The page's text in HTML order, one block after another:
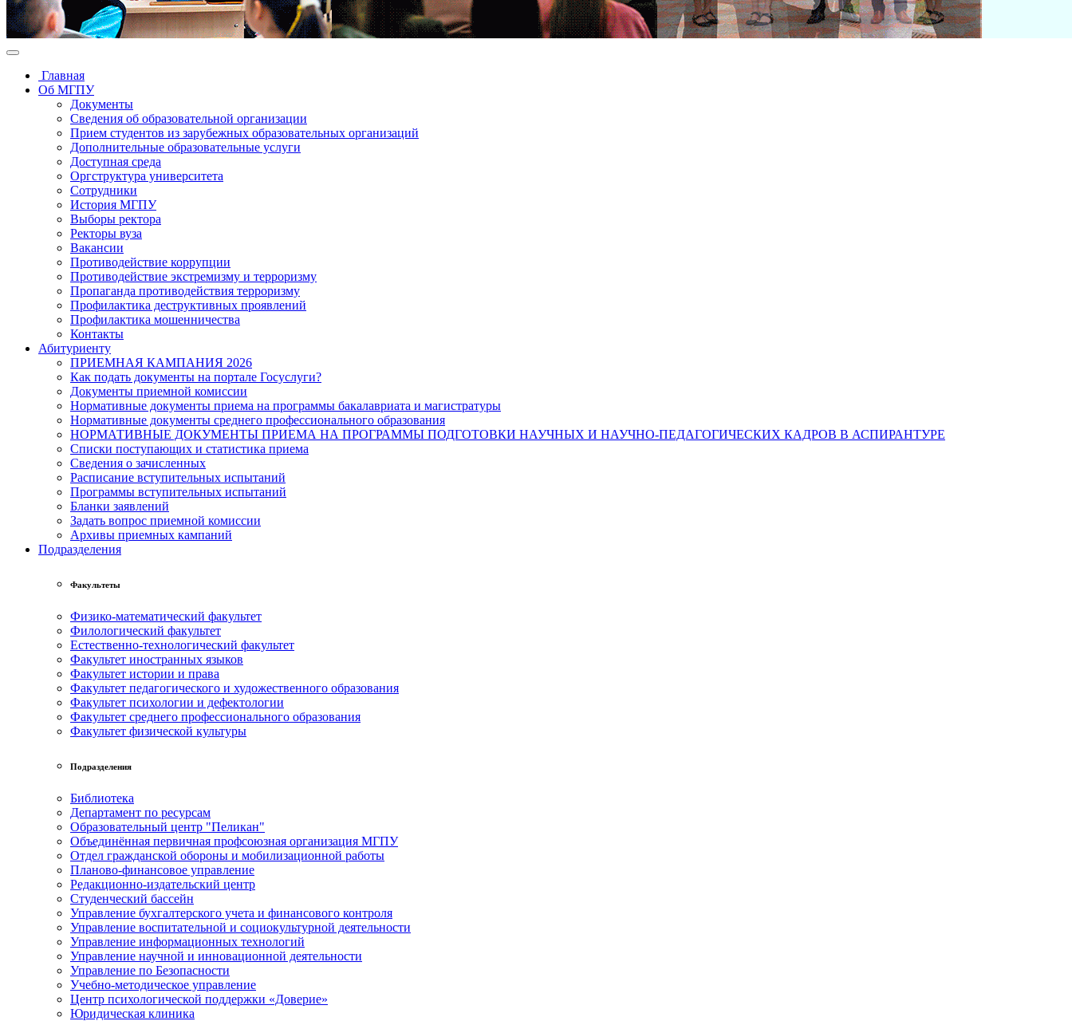
Главная
Об МГПУ
Документы
Сведения об образовательной организации
Прием студентов из зарубежных образовательных организаций
Дополнительные образовательные услуги
Доступная среда
Оргструктура университета
Сотрудники
История МГПУ
Выборы ректора
Ректоры вуза
Вакансии
Противодействие коррупции
Противодействие экстремизму и терроризму
Пропаганда противодействия терроризму
Профилактика деструктивных проявлений
Профилактика мошенничества
Контакты
Абитуриенту
ПРИЕМНАЯ КАМПАНИЯ 2026
Как подать документы на портале Госуслуги?
Документы приемной комиссии
Нормативные документы приема на программы бакалавриата и магистратуры
Нормативные документы среднего профессионального образования
НОРМАТИВНЫЕ ДОКУМЕНТЫ ПРИЕМА НА ПРОГРАММЫ ПОДГОТОВКИ НАУЧНЫХ И НАУЧНО-ПЕДАГОГИЧЕСКИХ КАДРОВ В АСПИРАНТУРЕ
Списки поступающих и статистика приема
Сведения о зачисленных
Расписание вступительных испытаний
Программы вступительных испытаний
Бланки заявлений
Задать вопрос приемной комиссии
Архивы приемных кампаний
Подразделения
Факультеты
Физико-математический факультет
Филологический факультет
Естественно-технологический факультет
Факультет иностранных языков
Факультет истории и права
Факультет педагогического и художественного образования
Факультет психологии и дефектологии
Факультет среднего профессионального образования
Факультет физической культуры
Подразделения
Библиотека
Департамент по ресурсам
Образовательный центр "Пеликан"
Объединённая первичная профсоюзная организация МГПУ
Отдел гражданской обороны и мобилизационной работы
Планово-финансовое управление
Редакционно-издательский центр
Студенческий бассейн
Управление бухгалтерского учета и финансового контроля
Управление воспитательной и социокультурной деятельности
Управление информационных технологий
Управление научной и инновационной деятельности
Управление по Безопасности
Учебно-методическое управление
Центр психологической поддержки «Доверие»
Юридическая клиника